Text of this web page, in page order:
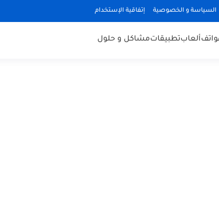
السياسة و الخصوصية إتفاقية الإستخدام
ألعابتطبيقاتمشاكل و حلول